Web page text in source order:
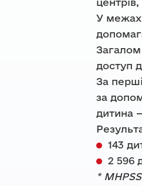
У межах
Загалом
доступ
За перші
за
дитина
143
2 596
*